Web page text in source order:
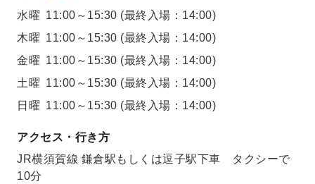
水曜 11:00～15:30 (最終入場：14:00)
木曜 11:00～15:30 (最終入場：14:00)
金曜 11:00～15:30 (最終入場：14:00)
土曜 11:00～15:30 (最終入場：14:00)
日曜 11:00～15:30 (最終入場：14:00)
アクセス・行き方
JR横須賀線 鎌倉駅もしくは逗子駅下車 タクシーで
10分